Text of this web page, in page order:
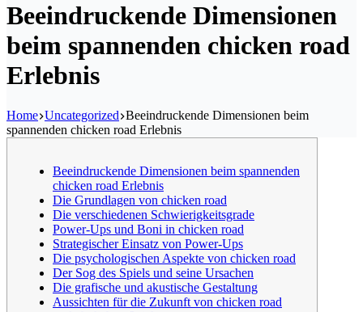
Beeindruckende Dimensionen
beim spannenden chicken road
Erlebnis
Home Uncategorized Beeindruckende Dimensionen beim
spannenden chicken road Erlebnis
Beeindruckende Dimensionen beim spannenden
chicken road Erlebnis
Die Grundlagen von chicken road
Die verschiedenen Schwierigkeitsgrade
Power-Ups und Boni in chicken road
Strategischer Einsatz von Power-Ups
Die psychologischen Aspekte von chicken road
Der Sog des Spiels und seine Ursachen
Die grafische und akustische Gestaltung
Aussichten für die Zukunft von chicken road